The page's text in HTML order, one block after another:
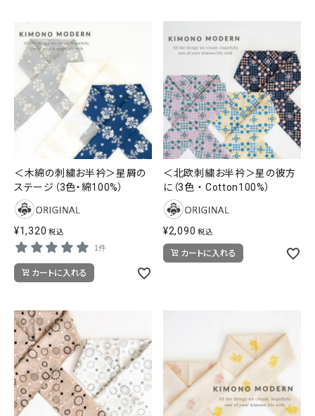
絞り込んで検索
ABOUT
INFORMATION
＜木綿の刺繍お半衿＞星屑の
ステージ（3色・綿100%）
¥1,320 税込
1件
カートに入れる
＜北欧刺繍お半衿＞星の彼方
に（3色 ・ Cotton100%）
¥2,090 税込
カートに入れる